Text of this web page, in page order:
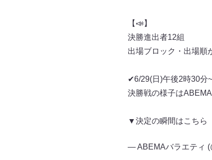
【📣】
決勝進出者12組
出場ブロック・出場順
✔︎6/29(日)午後2時30分~
決勝戦の様子は
▼決定の瞬間はこちら
— ABEMAバラエティ